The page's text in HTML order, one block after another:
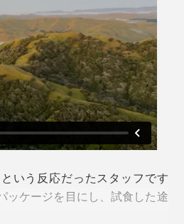
はMGO値が263以上のマヌカハ
カハニー」と呼ばれ、ニュージ
ても使われています。その基準
ヌカハニー全体の約15%。
ー』で作られているのは、UMF
300+以上のみ。
」はプレミアム中のプレミア
き、このグレードを生産できる
タミン類やアミノ酸類、ミネラ
ので、毎日の栄養補給、健康維
事が控えている人へのプレゼン
いうえ、とびきり美味しいの
ります。
点在する「マヌカの森」は、そ
リ族によって所有され、一般の
い場所。
の生産には、ミツバチや巣箱の
カの森」の地権者とのパートナ
取って開封する構造なので、不
ん。
封の防止、三拍子揃ったパッケ
デザインアワードでゴールド
には、ニュージーランドの
いう反応だったスタッフです
ッケージを目にし、試食した途